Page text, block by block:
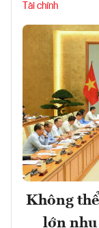
Tài chính
Không thể
lớn nhu